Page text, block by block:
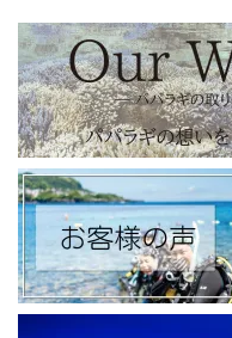
日々の活動状況や報告はX
https://x.com/
【パパラギダイビングス
お得なイベント告知やツア
https://papalagi-blog.com/
◆YouTubeチャンネル登録
https://www.youtube.com/
◆各地の水中世界を紹介す
（サブチャンネル）
https://www.youtube.com/